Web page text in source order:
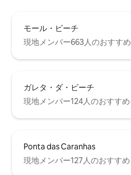
モール・ビーチ
現地メンバー663人のおすすめ
ガレタ・ダ・ビーチ
現地メンバー124人のおすすめ
Ponta das Caranhas
現地メンバー127人のおすすめ